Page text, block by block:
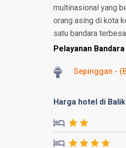
multinasional yang
orang asing di kota
satu bandara
Pelayanan Bandara
Sepinggan -
Harga hotel di